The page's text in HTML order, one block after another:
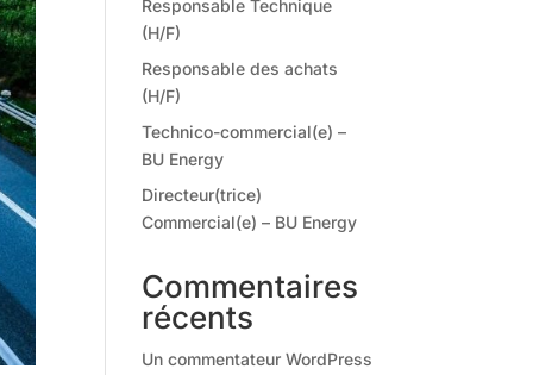
Responsable Technique
(H/F)
Responsable des achats
(H/F)
Technico-commercial(e) –
BU Energy
Directeur(trice)
Commercial(e) – BU Energy
Commentaires
récents
Un commentateur WordPress